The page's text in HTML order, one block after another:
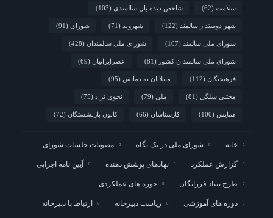
سلامت (62) شاخص دیده بان سالمندی (103)
شهر دوستدار سالمند (122) شهروند (71) شورای (91)
شورای ملی سالمند (107) شورای ملی سالمندان (428)
شورای ملی سالمندان کشور (81) عصرایرانیان (69)
فرهیختگان (112) مبتلایان به دمانس (95)
مجتبی سلگی (81) ملی (79) نحوی نژاد (75)
همایش (100) کارشناسان (66) کانون بازنشستگان (72)
خانه شورای ملی در یک نگاه مصوبات جلسات شورای
گزارش عملکرد نهادهای پوشش دهنده آیین نامه اجرایی
طرح بنیاد فرزانگان حوزه های عملکردی
دوره های آموزشی ریاست دبیرخانه ارتباط با دبیرخانه